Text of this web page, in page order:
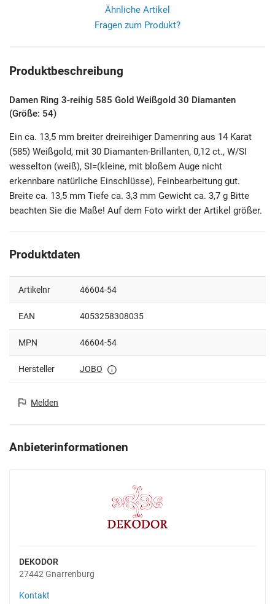
Ähnliche Artikel
Fragen zum Produkt?
Produktbeschreibung
Damen Ring 3-reihig 585 Gold Weißgold 30 Diamanten
(Größe: 54)
Ein ca. 13,5 mm breiter dreireihiger Damenring aus 14 Karat
(585) Weißgold, mit 30 Diamanten-Brillanten, 0,12 ct., W/SI
wesselton (weiß), SI=(kleine, mit bloßem Auge nicht
erkennbare natürliche Einschlüsse), Feinbearbeitung gut.
Breite ca. 13,5 mm Tiefe ca. 3,3 mm Gewicht ca. 3,7 g Bitte
beachten Sie die Maße! Auf dem Foto wirkt der Artikel größer.
Produktdaten
Artikelnr 46604-54
EAN 4053258308035
MPN 46604-54
Hersteller JOBO
Melden
Anbieterinformationen
DEKODOR
27442 Gnarrenburg
Kontakt